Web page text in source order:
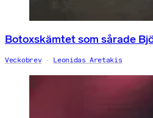
Botoxskämtet som sårade
Veckobrev Leonidas Aretakis